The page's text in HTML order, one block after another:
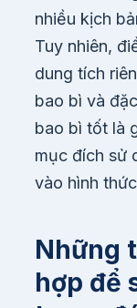
nhiều kịch
Tuy nhiên,
dung tích
bao bì và
bao bì tốt là
mục đích sử
vào hình
Những
hợp để